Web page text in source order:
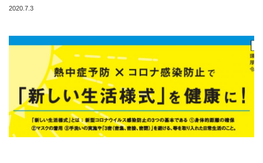
2020.7.3